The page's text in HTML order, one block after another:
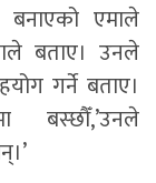
बनाएको एमाले
बताए। उनले
गर्ने बताए।
बस्छौँ,’उनले